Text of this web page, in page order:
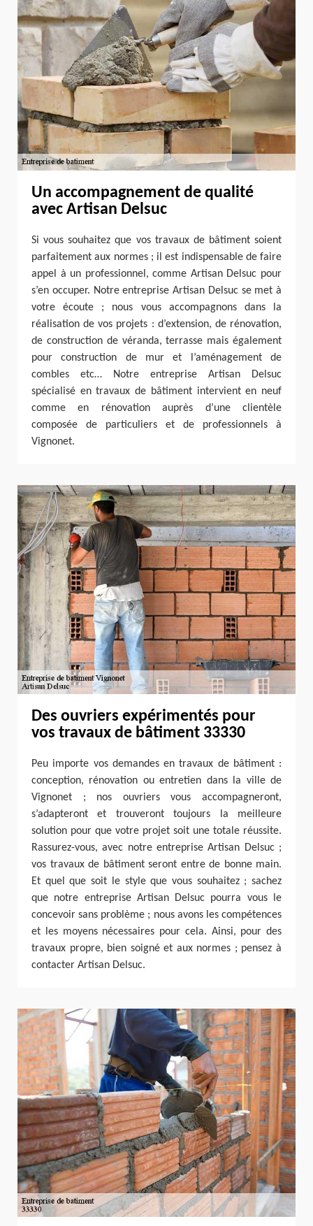
Un accompagnement de qualité
avec Artisan Delsuc
Si vous souhaitez que vos travaux de bâtiment soient
parfaitement aux normes ; il est indispensable de faire
appel à un professionnel, comme Artisan Delsuc pour
s’en occuper. Notre entreprise Artisan Delsuc se met à
votre écoute ; nous vous accompagnons dans la
réalisation de vos projets : d’extension, de rénovation,
de construction de véranda, terrasse mais également
pour construction de mur et l’aménagement de
combles etc… Notre entreprise Artisan Delsuc
spécialisé en travaux de bâtiment intervient en neuf
comme en rénovation auprès d’une clientèle
composée de particuliers et de professionnels à
Vignonet.
Des ouvriers expérimentés pour
vos travaux de bâtiment 33330
Peu importe vos demandes en travaux de bâtiment :
conception, rénovation ou entretien dans la ville de
Vignonet ; nos ouvriers vous accompagneront,
s’adapteront et trouveront toujours la meilleure
solution pour que votre projet soit une totale réussite.
Rassurez-vous, avec notre entreprise Artisan Delsuc ;
vos travaux de bâtiment seront entre de bonne main.
Et quel que soit le style que vous souhaitez ; sachez
que notre entreprise Artisan Delsuc pourra vous le
concevoir sans problème ; nous avons les compétences
et les moyens nécessaires pour cela. Ainsi, pour des
travaux propre, bien soigné et aux normes ; pensez à
contacter Artisan Delsuc.